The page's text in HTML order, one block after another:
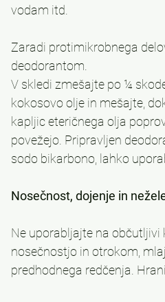
vodam itd.
Zaradi protimikrobnega
deodorantom.
V skledi zmešajte po ¼
kokosovo olje in mešajte,
kapljic eteričnega olja
povežejo. Pripravljen
sodo bikarbono, lahko
Nosečnost, dojenje in
Ne uporabljajte na občutljivi
nosečnostjo in otrokom,
predhodnega redčenja.